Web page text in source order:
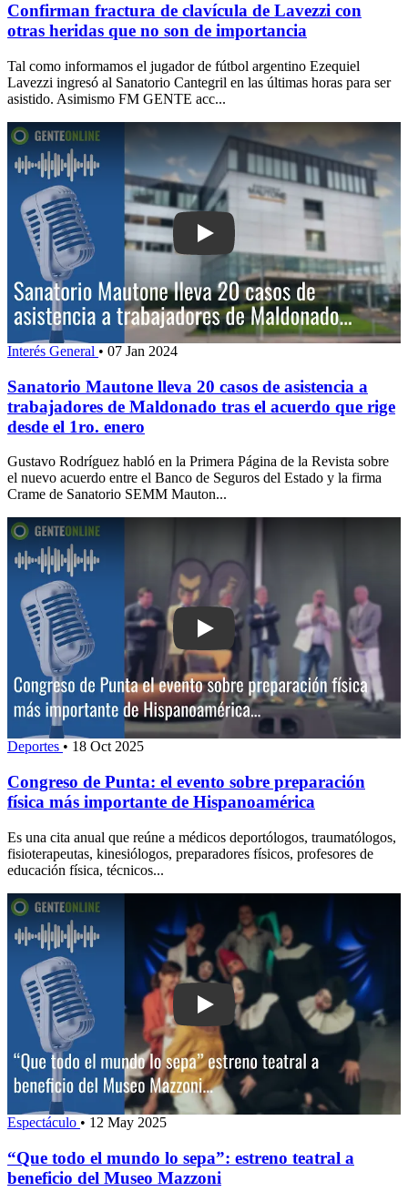
Confirman fractura de clavícula de Lavezzi con
otras heridas que no son de importancia
Tal como informamos el jugador de fútbol argentino Ezequiel
Lavezzi ingresó al Sanatorio Cantegril en las últimas horas para ser
asistido. Asimismo FM GENTE acc...
Play: Sanatorio Mautone lleva 20
Interés General • 07 Jan 2024
Sanatorio Mautone lleva 20 casos de asistencia a
trabajadores de Maldonado tras el acuerdo que rige
desde el 1ro. enero
Gustavo Rodríguez habló en la Primera Página de la Revista sobre
el nuevo acuerdo entre el Banco de Seguros del Estado y la firma
Crame de Sanatorio SEMM Mauton...
Play: Congreso de Punta: el evento
Deportes • 18 Oct 2025
Congreso de Punta: el evento sobre preparación
física más importante de Hispanoamérica
Es una cita anual que reúne a médicos deportólogos, traumatólogos,
fisioterapeutas, kinesiólogos, preparadores físicos, profesores de
educación física, técnicos...
Play: “Que todo el mundo lo sepa”:
Espectáculo • 12 May 2025
“Que todo el mundo lo sepa”: estreno teatral a
beneficio del Museo Mazzoni